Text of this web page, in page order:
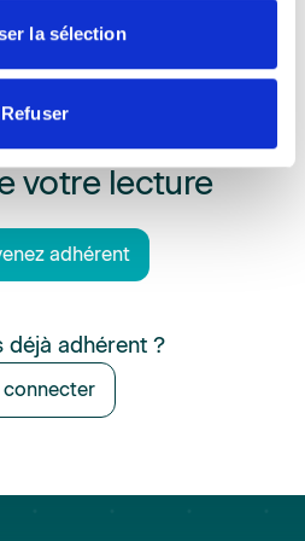
la sélection
Refuser
SEDIMA pour
votre lecture
adhérent
déjà adhérent ?
connecter